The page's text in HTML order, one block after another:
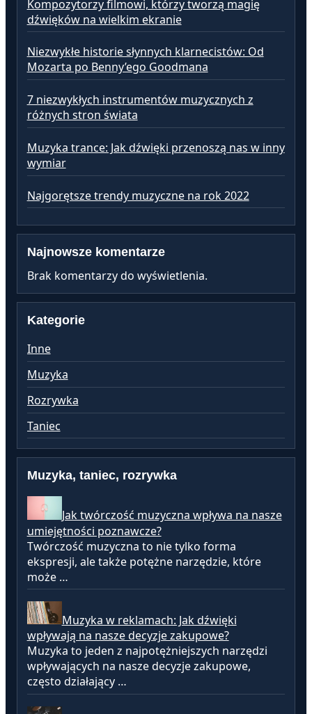
Kompozytorzy filmowi, którzy tworzą magię
dźwięków na wielkim ekranie
Niezwykłe historie słynnych klarnecistów: Od
Mozarta po Benny’ego Goodmana
7 niezwykłych instrumentów muzycznych z
różnych stron świata
Muzyka trance: Jak dźwięki przenoszą nas w inny
wymiar
Najgorętsze trendy muzyczne na rok 2022
Najnowsze komentarze
Brak komentarzy do wyświetlenia.
Kategorie
Inne
Muzyka
Rozrywka
Taniec
Muzyka, taniec, rozrywka
Jak twórczość muzyczna wpływa na nasze
umiejętności poznawcze?
Twórczość muzyczna to nie tylko forma
ekspresji, ale także potężne narzędzie, które
może …
Muzyka w reklamach: Jak dźwięki
wpływają na nasze decyzje zakupowe?
Muzyka to jeden z najpotężniejszych narzędzi
wpływających na nasze decyzje zakupowe,
często działający …